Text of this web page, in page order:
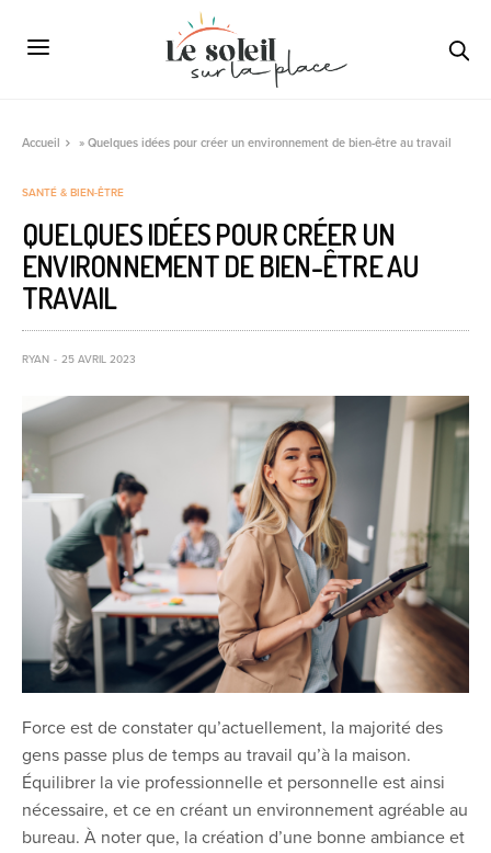
Accueil »Quelques idées pour créer un environnement de bien-être au travail
SANTÉ & BIEN-ÊTRE
QUELQUES IDÉES POUR CRÉER UN
ENVIRONNEMENT DE BIEN-ÊTRE AU
TRAVAIL
RYAN 25 AVRIL 2023
Force est de constater qu’actuellement, la majorité des
gens passe plus de temps au travail qu’à la maison.
Équilibrer la vie professionnelle et personnelle est ainsi
nécessaire, et ce en créant un environnement agréable au
bureau. À noter que, la création d’une bonne ambiance et